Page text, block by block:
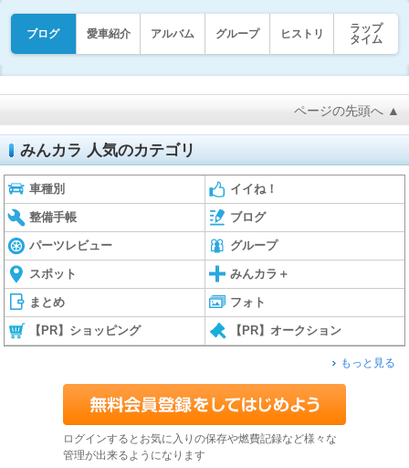
ブログ 愛車紹介 アルバム グループ ヒストリ
ラップ
タイム
ページの先頭へ ▲
みんカラ 人気のカテゴリ
車種別 イイね！
整備手帳 ブログ
パーツレビュー グループ
スポット みんカラ＋
まとめ フォト
【PR】ショッピング 【PR】オークション
もっと見る
ログインするとお気に入りの保存や燃費記録など様々な
管理が出来るようになります